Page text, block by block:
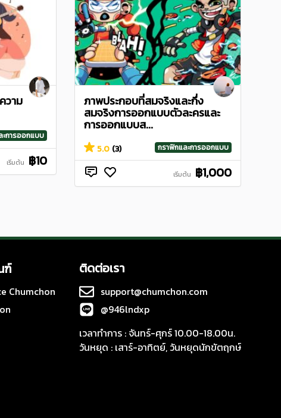
วาม
ะการออกแบบ
เริ่มต้น ฿10
ภาพประกอบที่สมจริงและกึ่ง
สมจริงการออกแบบตัวละครและ
การออกแบบส...
5.0 (3) กราฟิกและการออกแบบ
เริ่มต้น ฿1,000
ฑ์
Chumchon
ติดต่อเรา
support@chumchon.com
@946lndxp
เวลาทำการ : จันทร์-ศุกร์ 10.00-18.00น.
วันหยุด : เสาร์-อาทิตย์, วันหยุดนักขัตฤกษ์